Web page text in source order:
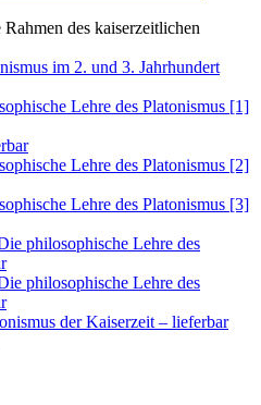
des kaiserzeitlichen
im 2. und 3. Jahrhundert
Lehre des Platonismus [1]
Lehre des Platonismus [2]
Lehre des Platonismus [3]
philosophische Lehre des
philosophische Lehre des
der Kaiserzeit – lieferbar